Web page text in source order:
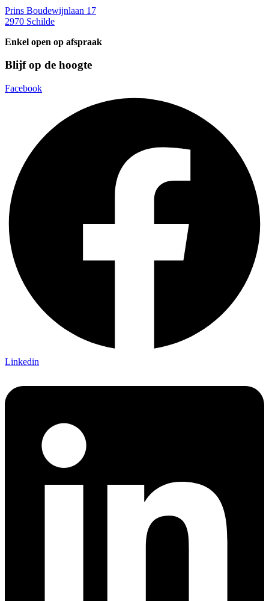
Prins Boudewijnlaan 17
2970 Schilde
Enkel open op afspraak
Blijf op de hoogte
Facebook
Linkedin